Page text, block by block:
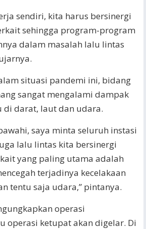
sendiri, kita harus bersinergi
sehingga program-program
dalam masalah lalu lintas
situasi pandemi ini, bidang
sangat mengalami dampak
di darat, laut dan udara.
saya minta seluruh instasi
lalu lintas kita bersinergi
yang paling utama adalah
terjadinya kecelakaan
tentu saja udara,” pintanya.
operasi
operasi ketupat akan digelar. Di